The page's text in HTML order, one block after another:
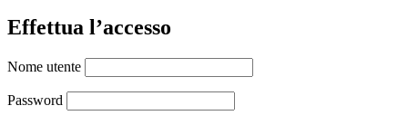
Effettua l’accesso
Nome utente
Password